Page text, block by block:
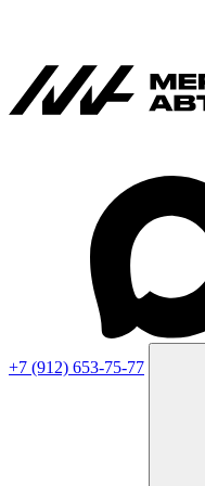
+7 (912) 653-75-77